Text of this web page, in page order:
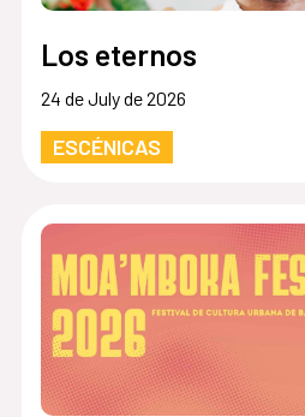
Los eternos
24 de July de 2026
ESCÉNICAS